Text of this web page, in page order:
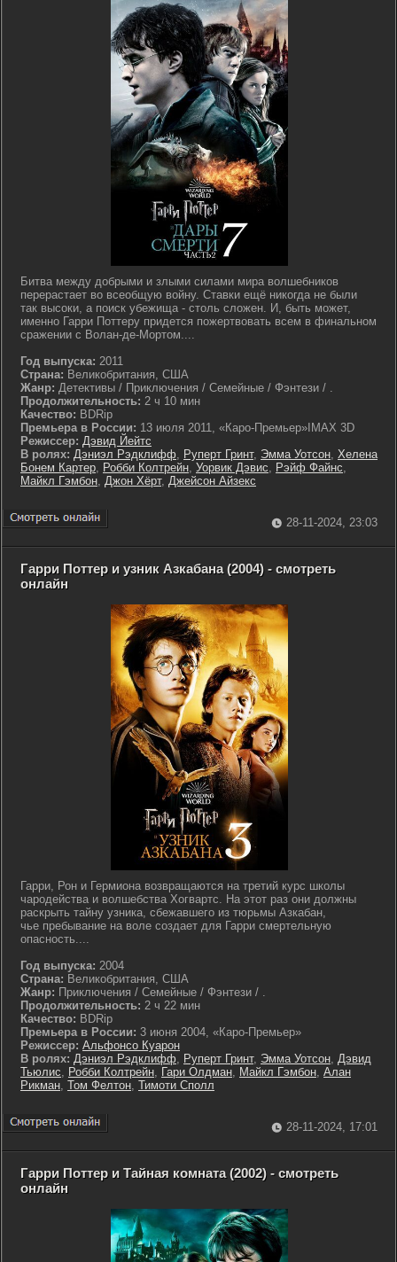
Битва между добрыми и злыми силами мира волшебников
перерастает во всеобщую войну. Ставки ещё никогда не были
так высоки, а поиск убежища - столь сложен. И, быть может,
именно Гарри Поттеру придется пожертвовать всем в финальном
сражении с Волан-де-Мортом....
Год выпуска: 2011
Страна: Великобритания, США
Жанр: Детективы / Приключения / Семейные / Фэнтези / .
Продолжительность: 2 ч 10 мин
Качество: BDRip
Премьера в России: 13 июля 2011, «Каро-Премьер»IMAX 3D
Режиссер: Дэвид Йейтс
В ролях: Дэниэл Рэдклифф, Руперт Гринт, Эмма Уотсон, Хелена
Бонем Картер, Робби Колтрейн, Уорвик Дэвис, Рэйф Файнс,
Майкл Гэмбон, Джон Хёрт, Джейсон Айзекс
28-11-2024, 23:03
Гарри Поттер и узник Азкабана (2004) - смотреть
онлайн
Гарри, Рон и Гермиона возвращаются на третий курс школы
чародейства и волшебства Хогвартс. На этот раз они должны
раскрыть тайну узника, сбежавшего из тюрьмы Азкабан,
чье пребывание на воле создает для Гарри смертельную
опасность....
Год выпуска: 2004
Страна: Великобритания, США
Жанр: Приключения / Семейные / Фэнтези / .
Продолжительность: 2 ч 22 мин
Качество: BDRip
Премьера в России: 3 июня 2004, «Каро-Премьер»
Режиссер: Альфонсо Куарон
В ролях: Дэниэл Рэдклифф, Руперт Гринт, Эмма Уотсон, Дэвид
Тьюлис, Робби Колтрейн, Гари Олдман, Майкл Гэмбон, Алан
Рикман, Том Фелтон, Тимоти Сполл
28-11-2024, 17:01
Гарри Поттер и Тайная комната (2002) - смотреть
онлайн